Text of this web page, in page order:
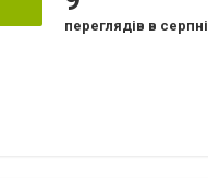
переглядів в серпні